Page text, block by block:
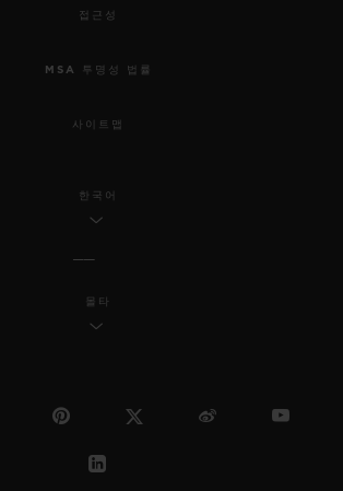
접근성
MSA 투명성 법률
사이트맵
한국어
몰타